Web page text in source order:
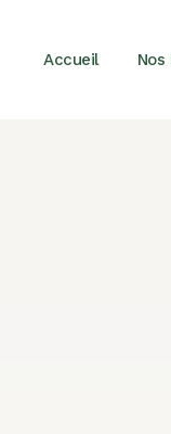
Accueil Nos